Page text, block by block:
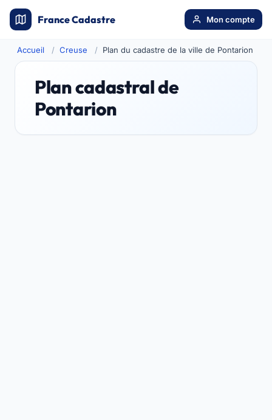
France Cadastre Mon compte
Accueil Creuse Plan du cadastre de la ville de Pontarion
Plan cadastral de
Pontarion